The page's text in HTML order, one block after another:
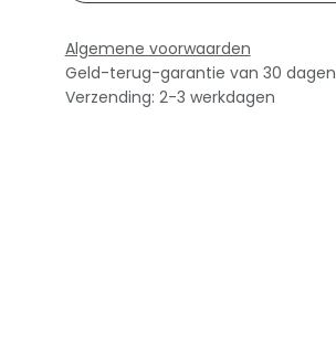
Algemene voorwaarden
Geld-terug-garantie van 30 dagen
Verzending: 2-3 werkdagen